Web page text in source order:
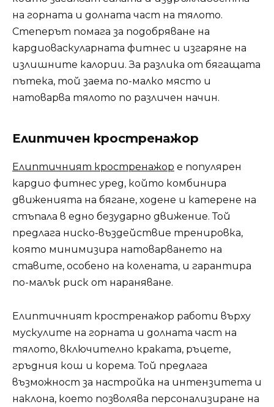
на горната и долната част на тялото.
Степерът помага за подобряване на
кардиоваскуларната фитнес и изгаряне на
излишните калории. За разлика от бягащата
пътека, той заема по-малко място и
натоварва тялото по различен начин.
Елиптичен кростренажор
Елиптичният кростренажор е популярен
кардио фитнес уред, който комбинира
движенията на бягане, ходене и катерене на
стъпала в едно безударно движение. Той
предлага ниско-въздействие тренировка,
която минимизира натоварването на
ставите, особено на колената, и гарантира
по-малък риск от нараняване.
Елиптичният кростренажор работи върху
мускулите на горната и долната част на
тялото, включително краката, ръцете,
гръдния кош и корема. Той предлага
възможност за настройка на интензитета и
наклона, което позволява персонализиране на